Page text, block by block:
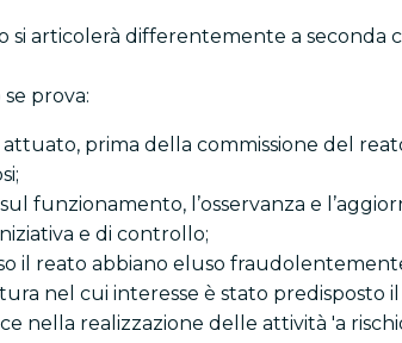
articolerà differentemente a seconda
prova:
prima della commissione del
funzionamento, l’osservanza e
e di controllo;
il reato abbiano eluso
nel cui interesse è stato
nella realizzazione delle attività 'a